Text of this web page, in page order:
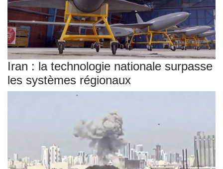
Iran : la technologie nationale surpasse
les systèmes régionaux